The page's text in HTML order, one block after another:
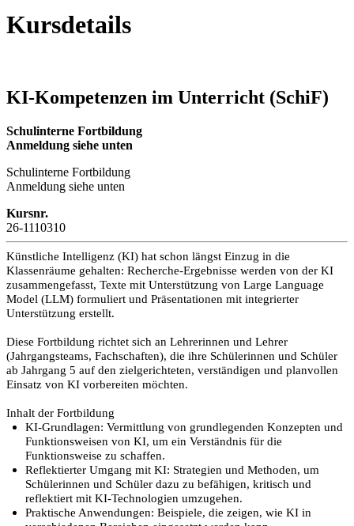
Kursdetails
KI-Kompetenzen im Unterricht (SchiF)
Schulinterne Fortbildung
Anmeldung siehe unten
Schulinterne Fortbildung
Anmeldung siehe unten
Kursnr.
26-1110310
Künstliche Intelligenz (KI) hat schon längst Einzug in die
Klassenräume gehalten: Recherche-Ergebnisse werden von der KI
zusammengefasst, Texte mit Unterstützung von Large Language
Model (LLM) formuliert und Präsentationen mit integrierter
Unterstützung erstellt.
Diese Fortbildung richtet sich an Lehrerinnen und Lehrer
(Jahrgangsteams, Fachschaften), die ihre Schülerinnen und Schüler
ab Jahrgang 5 auf den zielgerichteten, verständigen und planvollen
Einsatz von KI vorbereiten möchten.
Inhalt der Fortbildung
KI-Grundlagen: Vermittlung von grundlegenden Konzepten und
Funktionsweisen von KI, um ein Verständnis für die
Funktionsweise zu schaffen.
Reflektierter Umgang mit KI: Strategien und Methoden, um
Schülerinnen und Schüler dazu zu befähigen, kritisch und
reflektiert mit KI-Technologien umzugehen.
Praktische Anwendungen: Beispiele, die zeigen, wie KI in